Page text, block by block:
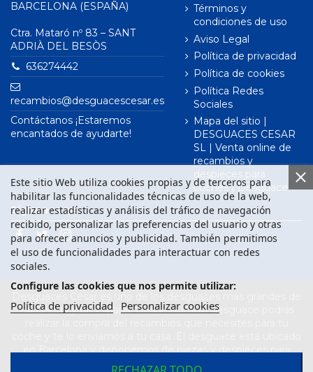
BARCELONA (ESPAÑA)
Ctra. Mataró nº 83 – SANT
ADRIÀ DEL BESÒS
636274442
recambios@desguacescesar.es
Contáctanos ¡Estaremos
encantados de ayudarte!
Términos y
condiciones de uso
Aviso Legal
Política de privacidad
Política de cookies
Política Redes
Sociales
Mapa del sitio |
DESGUACES CESAR
SL | Venta online de
recambios y
despieces para
coches | Desguace
Este sitio Web utiliza cookies propias y de terceros para
habilitar las funcionalidades técnicas de uso de la web,
realizar estadísticas y análisis del tráfico de navegación
recibido, personalizar las preferencias del usuario y otras
para ofrecer anuncios y publicidad. También permitimos
el uso de funcionalidades para interactuar con redes
sociales.
Configure las cookies que nos permite utilizar:
Política de privacidad Personalizar cookies
Síguenos en
Barcelona y de España. Desde nuestro desguace podrás
en Barcelona y disponemos de piezas y despieces para
todas las marcas de vehículos. Compra el recambio que